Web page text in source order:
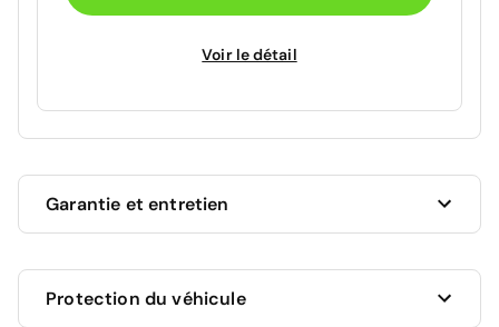
Voir le détail
Garantie et entretien
mois à compter de la date de livraison.
Protection du véhicule